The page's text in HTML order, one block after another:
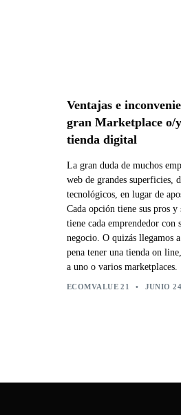
Ventajas e
gran Marketplace o/
tienda digital
La gran duda de muchos
web de grandes superficies,
tecnológicos, en lugar de
Cada opción tiene sus pros
tiene cada emprendedor con
negocio. O quizás llegamos
pena tener una tienda on
a uno o varios marketplaces.
ECOMVALUE 21 • JUNIO